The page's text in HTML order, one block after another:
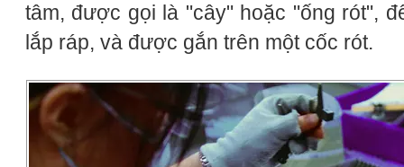
tâm, được gọi là "cây" hoặc "ống rót",
lắp ráp, và được gắn trên một cốc rót.